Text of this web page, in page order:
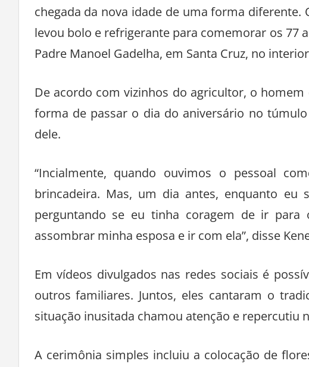
chegada da nova idade de uma forma diferente.
levou bolo e refrigerante para comemorar os 77
Padre Manoel Gadelha, em Santa Cruz, no
De acordo com vizinhos do agricultor, o
forma de passar o dia do aniversário no
dele.
“Incialmente, quando ouvimos o pessoal
brincadeira. Mas, um dia antes, enquanto eu
perguntando se eu tinha coragem de ir
assombrar minha esposa e ir com ela”, disse
Em vídeos divulgados nas redes sociais é
outros familiares. Juntos, eles cantaram o
situação inusitada chamou atenção e repercutiu
A cerimônia simples incluiu a colocação de